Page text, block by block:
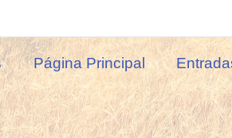
Página Principal